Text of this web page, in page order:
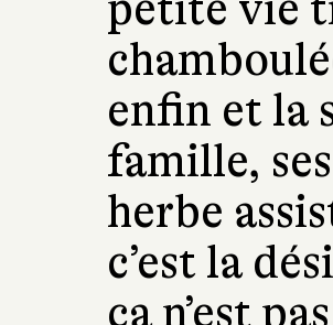
enfin et la
famille,
herbe
c’est la
ça n’est